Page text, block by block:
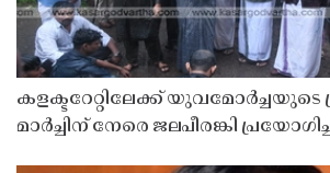
കളക്ടറേറ്റിലേക്ക് യുവമോർച്ചയുടെ
മാർച്ചിന് നേരെ ജലപീരങ്കി